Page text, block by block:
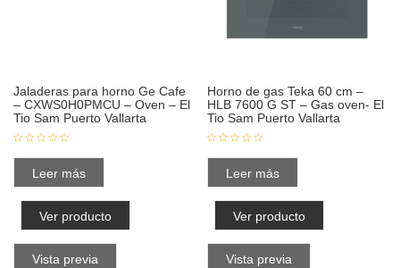
Jaladeras para horno Ge Cafe
– CXWS0H0PMCU – Oven – El
Tio Sam Puerto Vallarta
Leer más
Ver producto
Vista previa
Horno de gas Teka 60 cm –
HLB 7600 G ST – Gas oven- El
Tio Sam Puerto Vallarta
Leer más
Ver producto
Vista previa